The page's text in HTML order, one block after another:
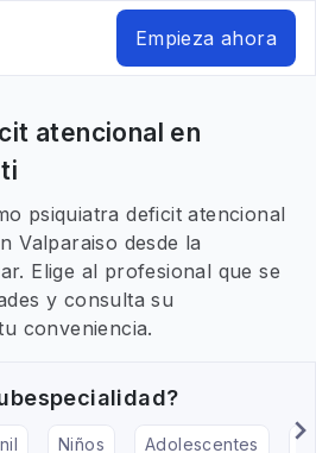
Empieza ahora
atencional en
psiquiatra deficit atencional
Valparaiso desde la
Elige al profesional que se
y consulta su
conveniencia.
Niños Adolescentes